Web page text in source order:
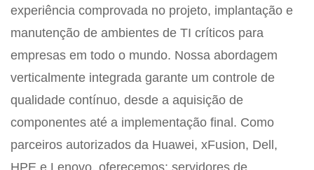
experiência comprovada no projeto, implantação e
manutenção de ambientes de TI críticos para
empresas em todo o mundo. Nossa abordagem
verticalmente integrada garante um controle de
qualidade contínuo, desde a aquisição de
componentes até a implementação final. Como
parceiros autorizados da Huawei, xFusion, Dell,